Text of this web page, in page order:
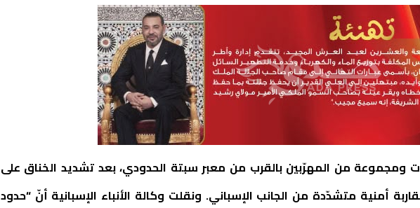
ومجموعة من المهرّبين بالقرب من معبر سبتة الحدودي، بعد تشديد الخناق على
أمنية متشدّدة من الجانب الإسباني. ونقلت وكالة الأنباء الإسبانية أنّ “حدود